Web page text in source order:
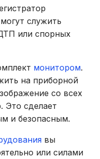
служить
или спорных
монитором.
на приборной
со всех
Это сделает
и безопасным.
вы
или силами